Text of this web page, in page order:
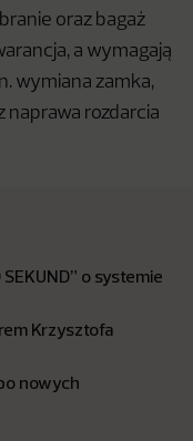
oraz bagaż
a wymagają
wymiana zamka,
naprawa rozdarcia
o systemie
Krzysztofa
nowych